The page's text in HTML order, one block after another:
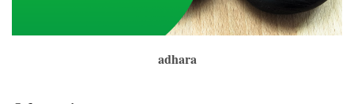
adhara